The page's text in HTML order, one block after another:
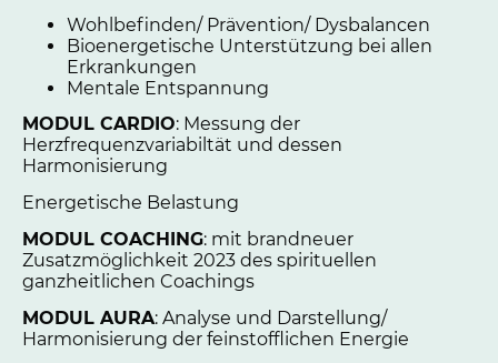
Wohlbefinden/ Prävention/ Dysbalancen
Bioenergetische Unterstützung bei allen
Erkrankungen
Mentale Entspannung
MODUL CARDIO: Messung der
Herzfrequenzvariabiltät und dessen
Harmonisierung
Energetische Belastung
MODUL COACHING: mit brandneuer
Zusatzmöglichkeit 2023 des spirituellen
ganzheitlichen Coachings
MODUL AURA: Analyse und Darstellung/
Harmonisierung der feinstofflichen Energie